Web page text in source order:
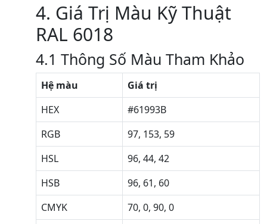
4. Giá Trị Màu Kỹ Thuật
RAL 6018
4.1 Thông Số Màu Tham Khảo
Hệ màu
Giá trị
HEX
#61993B
RGB
97, 153, 59
HSL
96, 44, 42
HSB
96, 61, 60
CMYK
70, 0, 90, 0